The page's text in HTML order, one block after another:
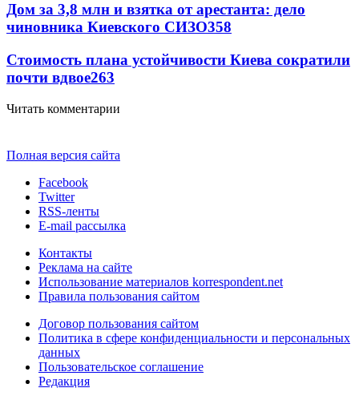
Дом за 3,8 млн и взятка от арестанта: дело
чиновника Киевского СИЗО358
Стоимость плана устойчивости Киева сократили
почти вдвое263
Читать комментарии
Полная версия сайта
Facebook
Twitter
RSS-ленты
E-mail рассылка
Контакты
Реклама на сайте
Использование материалов korrespondent.net
Правила пользования сайтом
Договор пользования сайтом
Политика в сфере конфиденциальности и персональных
данных
Пользовательское соглашение
Редакция